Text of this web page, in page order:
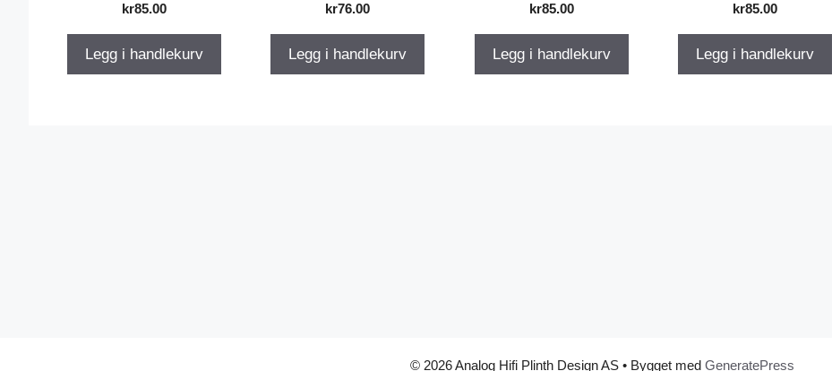
kr85.00
Legg i handlekurv
kr76.00
Legg i handlekurv
kr85.00
Legg i handlekurv
kr85.00
Legg i handlekurv
© 2026 Analog Hifi Plinth Design AS• Bygget med GeneratePress